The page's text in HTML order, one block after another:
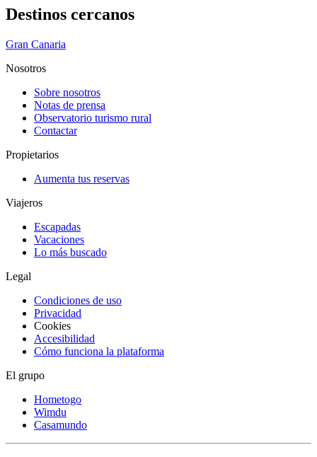
Destinos cercanos
Gran Canaria
Nosotros
Sobre nosotros
Notas de prensa
Observatorio turismo rural
Contactar
Propietarios
Aumenta tus reservas
Viajeros
Escapadas
Vacaciones
Lo más buscado
Legal
Condiciones de uso
Privacidad
Cookies
Accesibilidad
Cómo funciona la plataforma
El grupo
Hometogo
Wimdu
Casamundo